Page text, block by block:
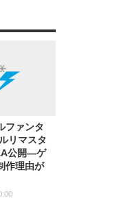
ファンタ
リマスタ
公開―ゲ
作理由が